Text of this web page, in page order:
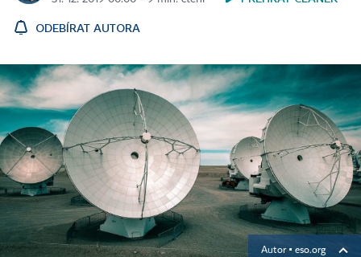
ODEBÍRAT AUTORA
Autor ▪ eso.org